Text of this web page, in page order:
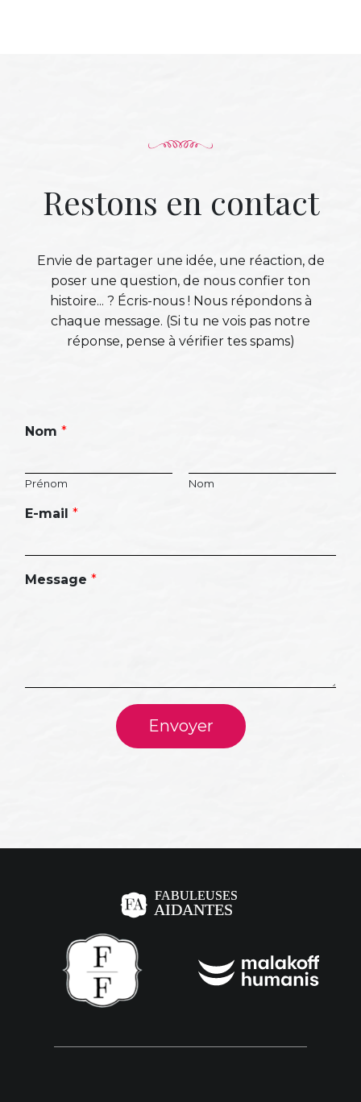
Restons en contact
Envie de partager une idée, une réaction, de
poser une question, de nous confier ton
histoire... ? Écris-nous ! Nous répondons à
chaque message. (Si tu ne vois pas notre
réponse, pense à vérifier tes spams)
Nom *
Prénom Nom
E-mail *
Message *
Envoyer